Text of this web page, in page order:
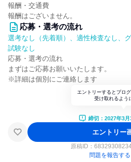
報酬・交通費
報酬はございません。
応募・選考の流れ
選考なし（先着順）、適性検査なし、
試験なし
応募・選考の流れ
まずはご応募お願いいたします。
※詳細は個別にご連絡します
エントリーするとプロ
受け取れるよう
締切：2027年3月
エントリー
原稿ID：
問題を報告する